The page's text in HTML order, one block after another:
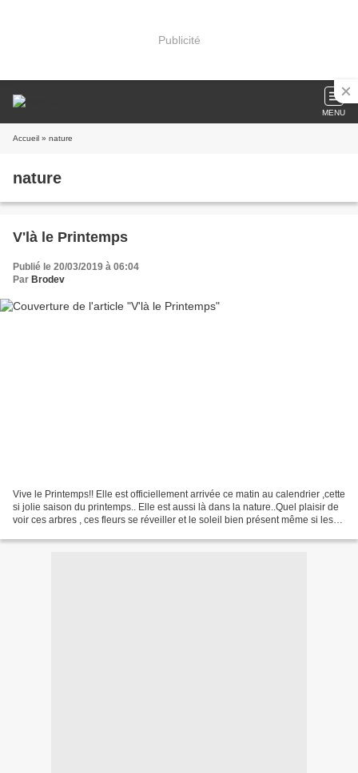
Publicité
MENU
Accueil » nature
nature
V'là le Printemps
Publié le 20/03/2019 à 06:04
Par Brodev
Vive le Printemps!! Elle est officiellement arrivée ce matin au calendrier ,cette
si jolie saison du printemps.. Elle est aussi là dans la nature..Quel plaisir de
voir ces arbres , ces fleurs se réveiller et le soleil bien présent même si les